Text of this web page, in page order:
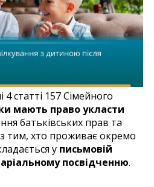
статті 157 Сімейного
мають право укласти
батьківських прав та
з тим, хто проживає окремо
у письмовій
посвідченню.